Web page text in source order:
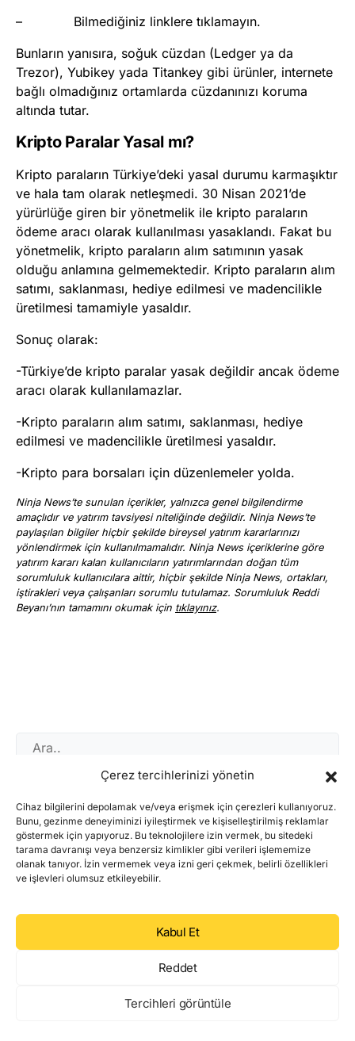
Çerez tercihlerinizi yönetin
Cihaz bilgilerini depolamak ve/veya erişmek için çerezleri kullanıyoruz.
Bunu, gezinme deneyiminizi iyileştirmek ve kişiselleştirilmiş reklamlar
göstermek için yapıyoruz. Bu teknolojilere izin vermek, bu sitedeki
tarama davranışı veya benzersiz kimlikler gibi verileri işlememize
olanak tanıyor. İzin vermemek veya izni geri çekmek, belirli özellikleri
ve işlevleri olumsuz etkileyebilir.
Kabul Et
Reddet
Tercihleri görüntüle
– Bilmediğiniz linklere tıklamayın.
Bunların yanısıra, soğuk cüzdan (Ledger ya da
Trezor), Yubikey yada Titankey gibi ürünler, internete
bağlı olmadığınız ortamlarda cüzdanınızı koruma
altında tutar.
Kripto Paralar Yasal mı?
Kripto paraların Türkiye’deki yasal durumu karmaşıktır
ve hala tam olarak netleşmedi. 30 Nisan 2021’de
yürürlüğe giren bir yönetmelik ile kripto paraların
ödeme aracı olarak kullanılması yasaklandı. Fakat bu
yönetmelik, kripto paraların alım satımının yasak
olduğu anlamına gelmemektedir. Kripto paraların alım
satımı, saklanması, hediye edilmesi ve madencilikle
üretilmesi tamamiyle yasaldır.
Sonuç olarak:
-Türkiye’de kripto paralar yasak değildir ancak ödeme
aracı olarak kullanılamazlar.
-Kripto paraların alım satımı, saklanması, hediye
edilmesi ve madencilikle üretilmesi yasaldır.
-Kripto para borsaları için düzenlemeler yolda.
Ninja News’te sunulan içerikler, yalnızca genel bilgilendirme
amaçlıdır ve yatırım tavsiyesi niteliğinde değildir. Ninja News’te
paylaşılan bilgiler hiçbir şekilde bireysel yatırım kararlarınızı
yönlendirmek için kullanılmamalıdır. Ninja News içeriklerine göre
yatırım kararı kalan kullanıcıların yatırımlarından doğan tüm
sorumluluk kullanıcılara aittir, hiçbir şekilde Ninja News, ortakları,
iştirakleri veya çalışanları sorumlu tutulamaz. Sorumluluk Reddi
Beyanı’nın tamamını okumak için tıklayınız.
Bitcoin
DAO
DeFi